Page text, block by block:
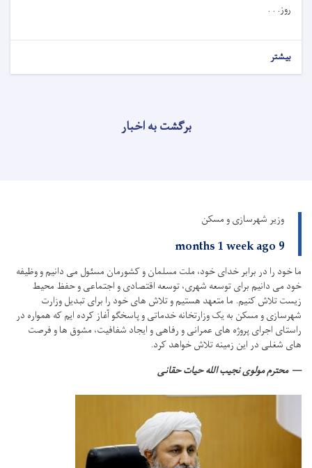
روز. . .
بیشتر
برگشت به اخبار
وزیر شهرسازی و مسکن
9 months 1 week ago
ما خود را در برابر خدای خود، ملت مسلمان و کشورمان مسئول می دانیم و وظیفه
خود می دانیم برای توسعه شهری، توسعه اقتصادی و اجتماعی و حفظ محیط
زیست تلاش کنیم. ما متعهد هستیم و تلاش های خود را برای تبدیل وزارت
شهرسازی و مسکن به یک وزارتخانه خدماتی و پاسخگو آغاز کرده ایم که همواره در
راستای اجرای پروژه های عمرانی و رفاهی و ایجاد شفافیت، مشوق ها و فرصت
های شغلی در این زمینه تلاش خواهد کرد.
محترم مولوی نجیب الله حیات حقانی